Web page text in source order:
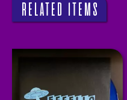
RELATED ITEMS